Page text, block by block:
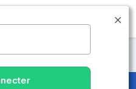
MENU